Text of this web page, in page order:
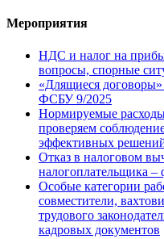
Мероприятия
НДС и налог на
вопросы, спорные
«Длящиеся договоры»
ФСБУ 9/2025
Нормируемые
проверяем
эффективных
Отказ в налоговом
налогоплательщика –
Особые категории
совместители,
трудового
кадровых документов